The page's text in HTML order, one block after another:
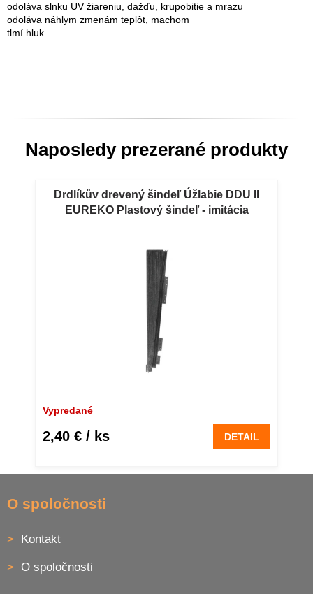
odoláva slnku UV žiareniu, dažďu, krupobitie a mrazu
odoláva náhlym zmenám teplôt, machom
tlmí hluk
Naposledy prezerané produkty
Drdlíkův drevený šindeľ Úžlabie DDU II
EUREKO Plastový šindeľ - imitácia
Vypredané
2,40 € / ks DETAIL
O spoločnosti
Kontakt
O spoločnosti